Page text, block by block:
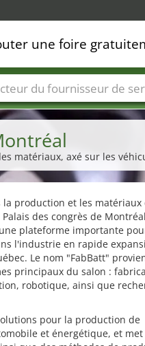
matériaux, axé sur les
production et les matériaux
des congrès de
plateforme importante
l'industrie en rapide
Le nom "FabBatt"
principaux du salon :
robotique, ainsi que
pour la production de
et énergétique, et met
une foire
Secteurs du fournisseur de